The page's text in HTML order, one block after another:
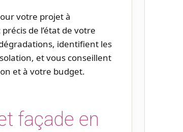
votre projet à
de l’état de votre
identifient les
et vous conseillent
et à votre budget.
façade en